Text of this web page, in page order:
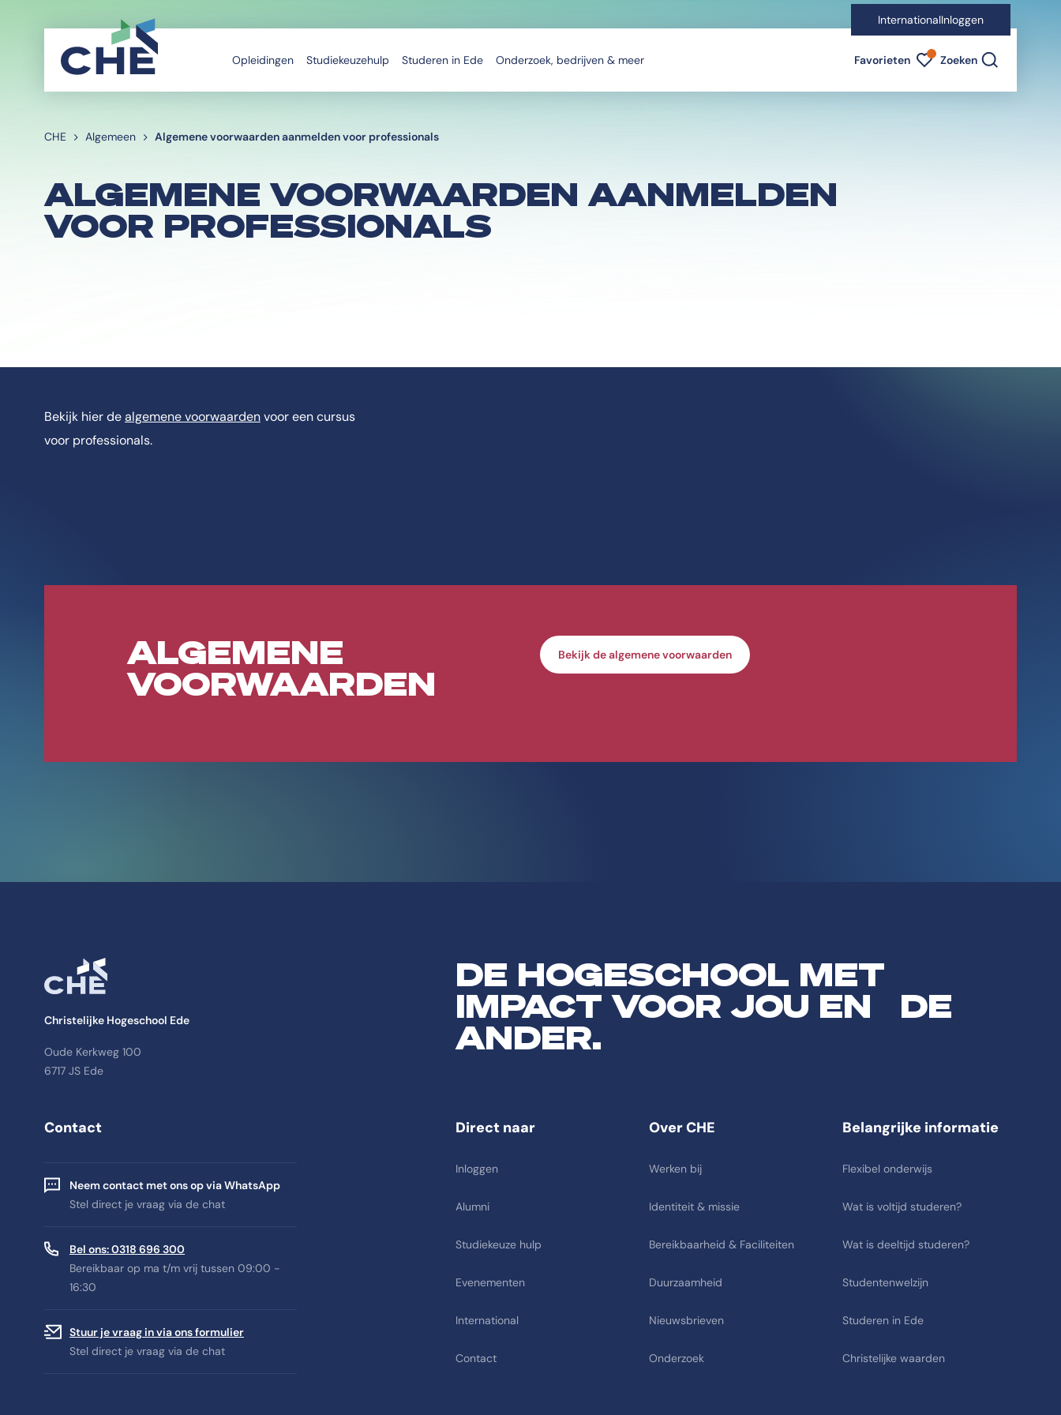
InternationalInloggen
Opleidingen Studiekeuzehulp Studeren in Ede Onderzoek, bedrijven & meer Favorieten Favorieten indicator
Zoeken
CHE Algemeen Algemene voorwaarden aanmelden voor professionals
ALGEMENE VOORWAARDEN AANMELDEN
VOOR PROFESSIONALS
Bekijk hier dealgemene voorwaardenvoor een cursus
voor professionals.
ALGEMENE
VOORWAARDEN
Bekijk de algemene voorwaarden
Christelijke Hogeschool Ede
Oude Kerkweg 100
6717 JS Ede
DE HOGESCHOOL MET
IMPACT VOOR JOU EN DE
ANDER.
Contact
Neem contact met ons op via WhatsApp
Stel direct je vraag via de chat
Bel ons: 0318 696 300
Bereikbaar op ma t/m vrij tussen 09:00 -
16:30
Stuur je vraag in via ons formulier
Stel direct je vraag via de chat
Direct naar
Inloggen
Alumni
Studiekeuze hulp
Evenementen
International
Contact
Over CHE
Werken bij
Identiteit & missie
Bereikbaarheid & Faciliteiten
Duurzaamheid
Nieuwsbrieven
Onderzoek
Belangrijke informatie
Flexibel onderwijs
Wat is voltijd studeren?
Wat is deeltijd studeren?
Studentenwelzijn
Studeren in Ede
Christelijke waarden